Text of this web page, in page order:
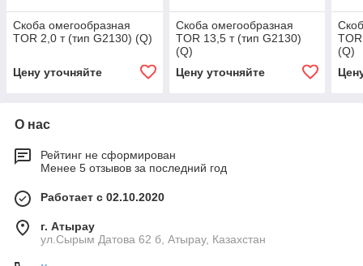
Скоба омегообразная
TOR 2,0 т (тип G2130) (Q)
Цену уточняйте
Скоба омегообразная
TOR 13,5 т (тип G2130)
(Q)
Цену уточняйте
(Q)
О нас
Рейтинг не сформирован
Менее 5 отзывов за последний год
Работает с 02.10.2020
г. Атырау
ул.Сырым Датова 62 б, Атырау, Казахстан